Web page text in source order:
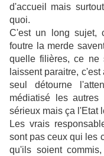
d'accueil mais
quoi.
C'est un long sujet,
foutre la merde
quelle filières, ce ne
laissent paraitre,
seul détourne
médiatisé les
sérieux mais ça l'Etat
Les vrais
sont pas ceux qui les
qu'ils soient